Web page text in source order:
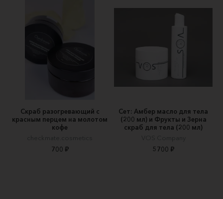
Скраб разогревающий с
красным перцем на молотом
кофе
checkmate.cosmetics
700 ₽
Сет: Амбер масло для тела
(200 мл) и Фрукты и Зерна
скраб для тела (200 мл)
VOS Company
5700 ₽